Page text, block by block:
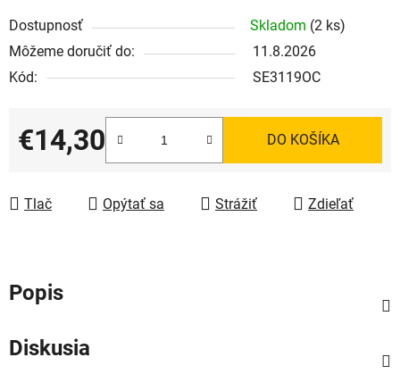
Dostupnosť Skladom (2 ks)
Môžeme doručiť do:
11.8.2026
Kód:
SE3119OC
€14,30
Jednotková cena:
DO KOŠÍKA
Tlač Opýtať sa Strážiť Zdieľať
Popis
Diskusia